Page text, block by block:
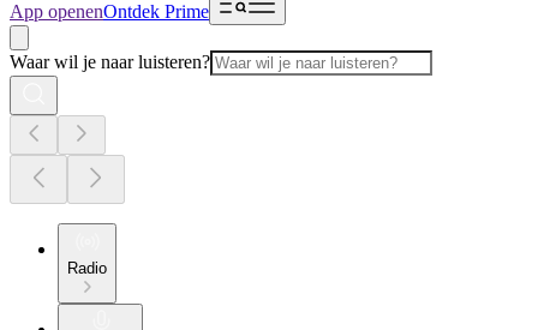
App openenOntdek Prime
Waar wil je naar luisteren?
Radio